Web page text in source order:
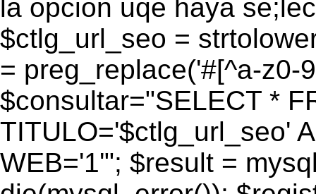
la opcion uqe haya
$ctlg_url_seo =
= preg_replace('#[^a-z0-
$consultar="SELECT *
TITULO='$ctlg_url_seo'
WEB='1'"; $result =